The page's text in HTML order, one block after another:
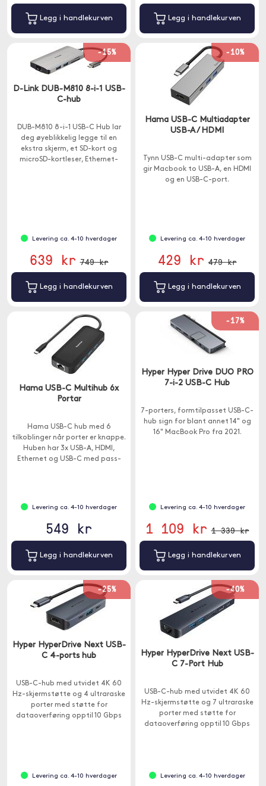
Legg i handlekurven Legg i handlekurven
-15%
D-Link DUB-M810 8-i-1 USB-
C-hub
DUB-M810 8-i-1 USB-C Hub lar
deg øyeblikkelig legge til en
ekstra skjerm, et SD-kort og
microSD-kortleser, Ethernet-
Levering ca. 4-10 hverdager
639 kr 749 kr
Legg i handlekurven
-10%
Hama USB-C Multiadapter
USB-A / HDMI
Tynn USB-C multi-adapter som
gir Macbook to USB-A, en HDMI
og en USB-C-port.
Levering ca. 4-10 hverdager
429 kr 479 kr
Legg i handlekurven
Hama USB-C Multihub 6x
Portar
Hama USB-C hub med 6
tilkoblinger når porter er knappe.
Huben har 3x USB-A, HDMI,
Ethernet og USB-C med pass-
Levering ca. 4-10 hverdager
549 kr
Legg i handlekurven
-17%
Hyper Hyper Drive DUO PRO
7-i-2 USB-C Hub
7-porters, formtilpasset USB-C-
hub sign for blant annet 14" og
16" MacBook Pro fra 2021.
Levering ca. 4-10 hverdager
1 109 kr 1 339 kr
Legg i handlekurven
-25%
Hyper HyperDrive Next USB-
C 4-ports hub
USB-C-hub med utvidet 4K 60
Hz-skjermstøtte og 4 ultraraske
porter med støtte for
dataoverføring opptil 10 Gbps
Levering ca. 4-10 hverdager
-40%
Hyper HyperDrive Next USB-
C 7-Port Hub
USB-C-hub med utvidet 4K 60
Hz-skjermstøtte og 7 ultraraske
porter med støtte for
dataoverføring opptil 10 Gbps
Levering ca. 4-10 hverdager